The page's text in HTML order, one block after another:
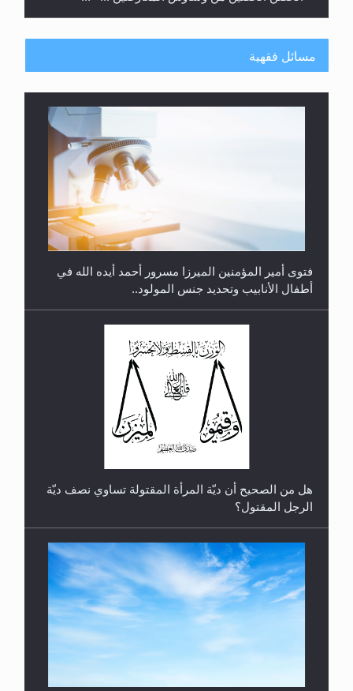
رأيٌ في لغة المسيح الموعود عليه السلام.. 4...
مسائل فقهية
فتوى أمير المؤمنين الميرزا مسرور أحمد أيده الله في
أطفال الأنابيب وتحديد جنس المولود..
الرجل المقتول؟